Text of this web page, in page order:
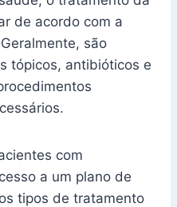
de acordo com a
são
tópicos, antibióticos e
com
a um plano de
tipos de tratamento